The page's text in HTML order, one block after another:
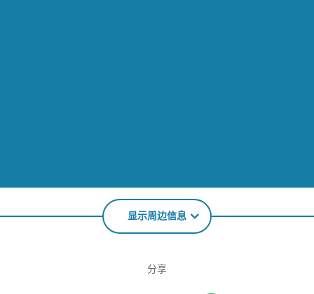
显示周边信息
分享